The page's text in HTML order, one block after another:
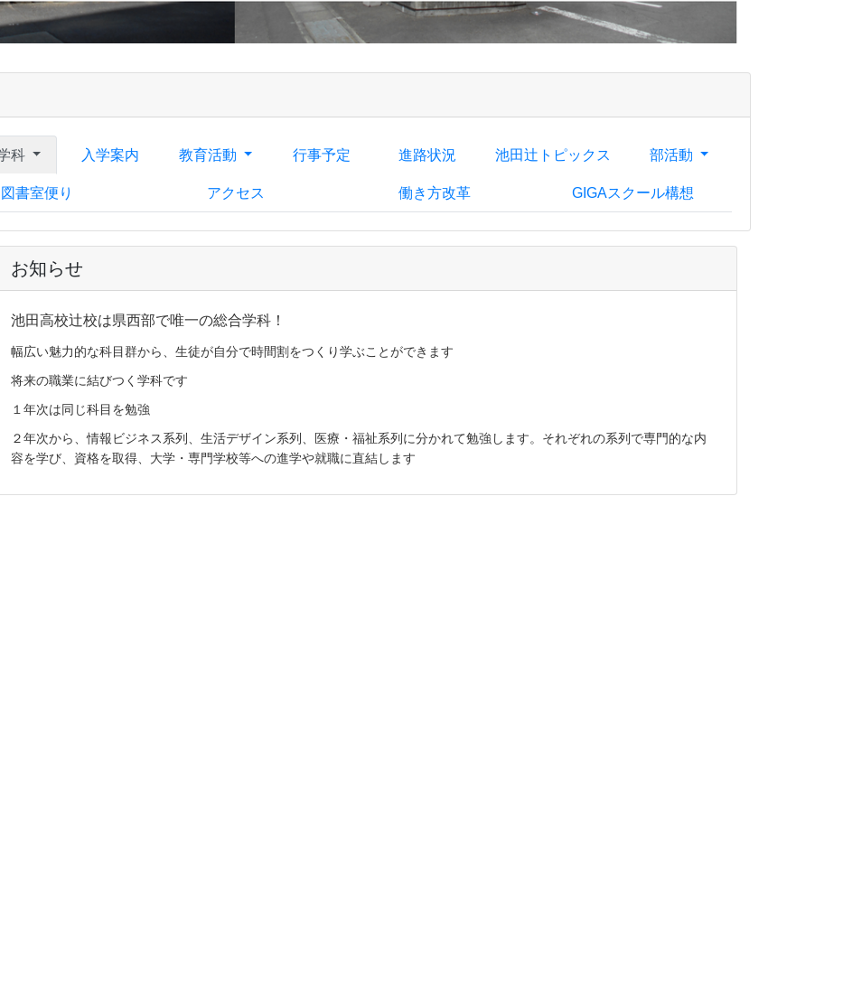
科 入学案内 教育活動 行事予定 進路状況 池田辻トピックス 部活動
図書室便り アクセス 働き方改革 GIGAスクール構想
お知らせ
池田高校辻校は県西部で唯一の総合学科！
幅広い魅力的な科目群から、生徒が自分で時間割をつくり学ぶことができます
将来の職業に結びつく学科です
１年次は同じ科目を勉強
２年次から、情報ビジネス系列、生活デザイン系列、医療・福祉系列に分かれて勉強します。それぞれの系列で専門的な内
容を学び、資格を取得、大学・専門学校等への進学や就職に直結します